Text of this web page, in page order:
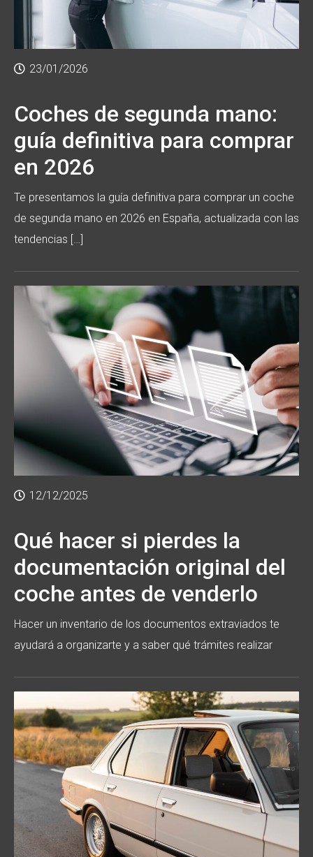
23/01/2026
Coches de segunda mano:
guía definitiva para comprar
en 2026
Te presentamos la guía definitiva para comprar un coche
de segunda mano en 2026 en España, actualizada con las
tendencias […]
12/12/2025
Qué hacer si pierdes la
documentación original del
coche antes de venderlo
Hacer un inventario de los documentos extraviados te
ayudará a organizarte y a saber qué trámites realizar